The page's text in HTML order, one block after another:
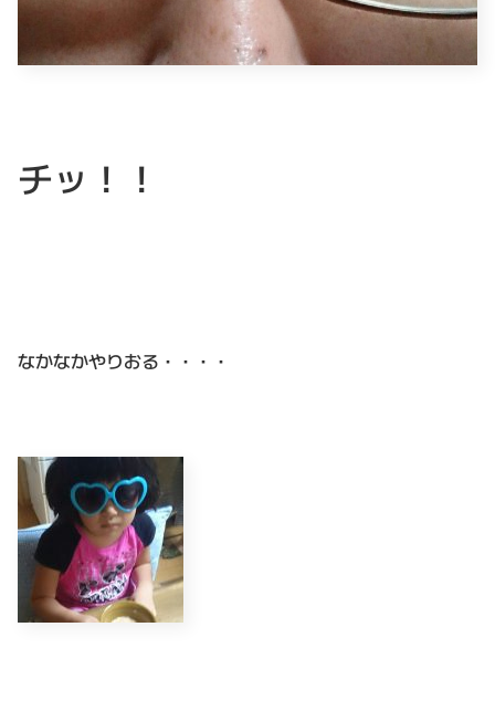
チッ！！
なかなかやりおる・・・・